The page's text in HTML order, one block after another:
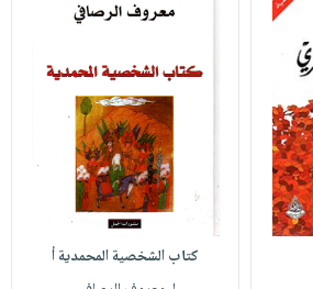
كتاب الشخصية المحمدية أ